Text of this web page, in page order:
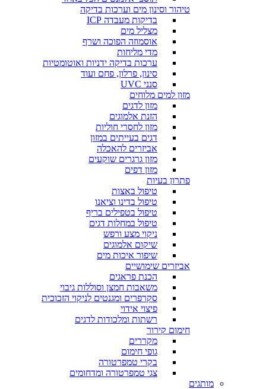
טיהור וסינון מים וערכות בדיקה
בדיקות מעבדה ICP
מצליל מים
אוסמוזה הפוכה ושרף
מדי מליחות
ערכות בדיקה ידניות ואוטומטיות
סינון, פרלון, פחם ועוד
סנני UVC
מזון למים מלוחים
מזון לדגים
הזנת אלמוגים
מזון לחסרי חוליות
דגים בעייתים במזון
אביזרים להאכלה
מזון גרגרים שוקעים
מזון דפים
פתרון בעיות
טיפול באצות
טיפול בדינו וציאנו
טיפול בטפילים בריף
טיפול במחלות דגים
ניקוי מצע ורפש
שיקום אלמוגים
שיפור איכות מים
אביזרים שימושיים
הכנת פראגים
משאבות חמצן וסוללות גיבוי
סקרפרים ומגנטים לניקוי הזכוכית
פיצוי אידוי
רשתות ומלכודות לדגים
חימום קירור
מקררים
גופי חימום
בקרי טמפרטורה
צגי טמפרטורה ומדחומים
מותגים